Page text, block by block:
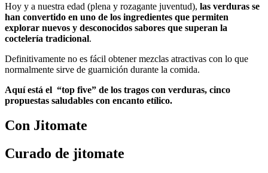
Hoy y a nuestra edad (plena y rozagante juventud), las verduras se
han convertido en uno de los ingredientes que permiten
explorar nuevos y desconocidos sabores que superan la
coctelería tradicional.
Definitivamente no es fácil obtener mezclas atractivas con lo que
normalmente sirve de guarnición durante la comida.
Aquí está el “top five” de los tragos con verduras, cinco
propuestas saludables con encanto etílico.
Con Jitomate
Curado de jitomate